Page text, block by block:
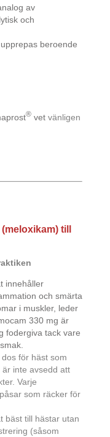
av
och
beroende
®vet vänligen
till
innehåller
och smärta
i muskler, leder
330 mg är
fodergiva tack vare
för häst som
inte avsedd att
Varje
som räcker för
bäst till hästar utan
(såsom